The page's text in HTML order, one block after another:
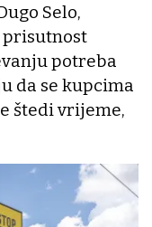
Selo,
prisutnost
potreba
da se kupcima
štedi vrijeme,